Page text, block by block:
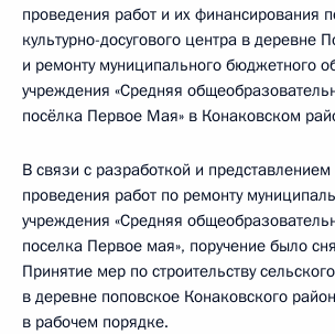
проведения работ и их финансирования
культурно-досугового центра в деревне
и ремонту муниципального бюджетного
учреждения «Средняя
посёлка Первое Мая» в Конаковском
В связи с разработкой и
проведения работ по ремонту
учреждения «Средняя
поселка Первое мая», поручение было
Принятие мер по строительству
в деревне поповское Конаковского
в рабочем порядке.